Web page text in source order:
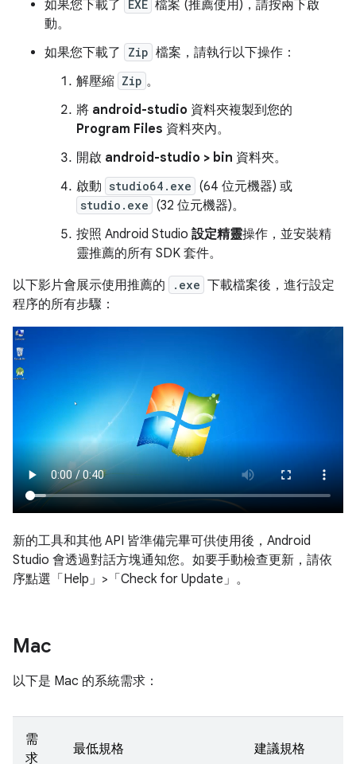
如果您下載了
EXE 檔案 (推薦使用)，請按兩下啟
動。
如果您下載了
Zip 檔案，請執行以下操作：
解壓縮 Zip 。
將 android-studio 資料夾複製到您的
Program Files 資料夾內。
開啟 android-studio > bin 資料夾。
啟動 studio64.exe (64 位元機器) 或
studio.exe (32 位元機器)。
按照 Android Studio 設定精靈操作，並安裝精
靈推薦的所有 SDK 套件。
以下影片會展示使用推薦的
.exe 下載檔案後，進行設定
程序的所有步驟：
新的工具和其他 API 皆準備完畢可供使用後，Android
Studio 會透過對話方塊通知您。如要手動檢查更新，請依
序點選「Help」>「Check for Update」 。
Mac
以下是 Mac 的系統需求：
需
求
最低規格 建議規格